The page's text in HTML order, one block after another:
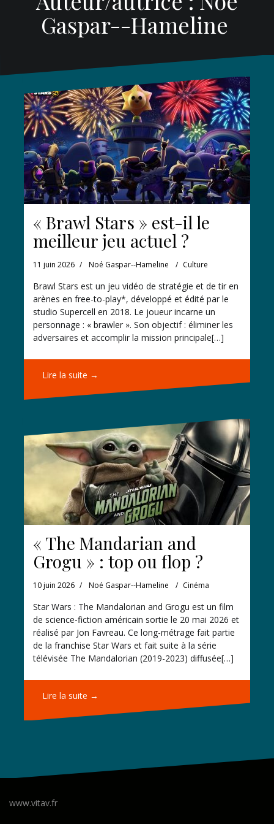
Gaspar--Hameline
« Brawl Stars » est-il le
meilleur jeu actuel ?
11 juin 2026 Noé Gaspar--Hameline Culture
Brawl Stars est un jeu vidéo de stratégie et de tir en
arènes en free-to-play*, développé et édité par le
studio Supercell en 2018. Le joueur incarne un
personnage : « brawler ». Son objectif : éliminer les
adversaires et accomplir la mission principale[…]
Lire la suite →
« The Mandarian and
Grogu » : top ou flop ?
10 juin 2026 Noé Gaspar--Hameline Cinéma
Star Wars : The Mandalorian and Grogu est un film
de science-fiction américain sortie le 20 mai 2026 et
réalisé par Jon Favreau. Ce long-métrage fait partie
de la franchise Star Wars et fait suite à la série
télévisée The Mandalorian (2019-2023) diffusée[…]
Lire la suite →
www.vitav.fr